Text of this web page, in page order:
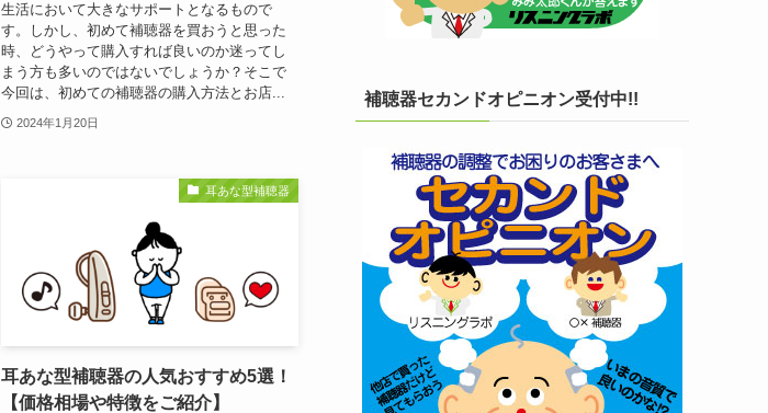
生活において大きなサポートとなるもので
す。しかし、初めて補聴器を買おうと思った
時、どうやって購入すれば良いのか迷ってし
まう方も多いのではないでしょうか？そこで
今回は、初めての補聴器の購入方法とお店...
2024年1月20日
耳あな型補聴器
耳あな型補聴器の人気おすすめ5選！
【価格相場や特徴をご紹介】
補聴器セカンドオピニオン受付中!!